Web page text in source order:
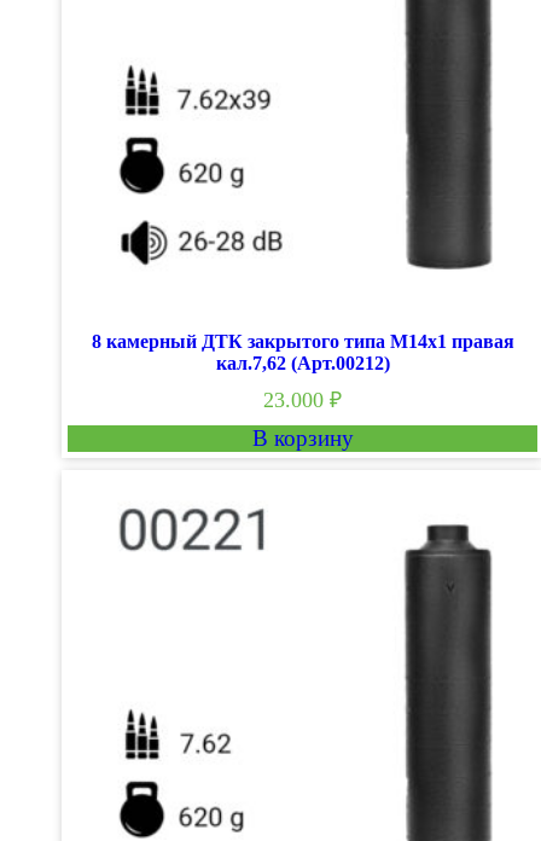
8 камерный ДТК закрытого типа М14х1 правая
кал.7,62 (Арт.00212)
23.000₽
В корзину